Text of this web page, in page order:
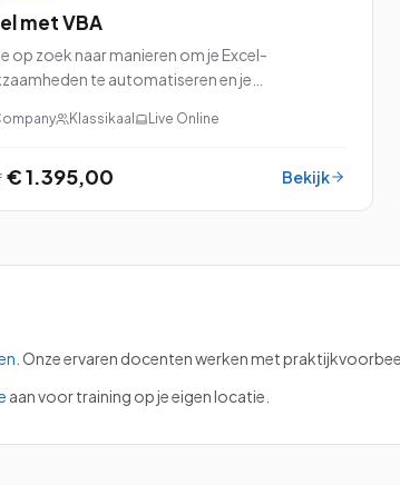
met VBA
op zoek naar manieren om je Excel-
te automatiseren en je
cursus Excel met VBA (Visual Basic for
Klassikaal Live Online
€ 1.395,00 Bekijk
Onze ervaren docenten werken met
aan voor training op je eigen locatie.